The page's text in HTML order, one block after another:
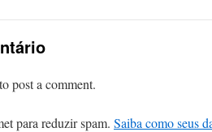
post a comment.
para reduzir spam. Saiba como seus